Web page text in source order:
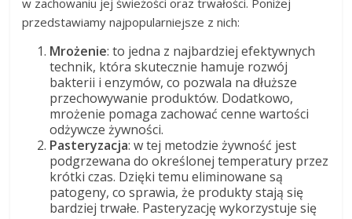
w zachowaniu jej świeżości oraz trwałości. Poniżej
przedstawiamy najpopularniejsze z nich:
Mrożenie: to jedna z najbardziej efektywnych
technik, która skutecznie hamuje rozwój
bakterii i enzymów, co pozwala na dłuższe
przechowywanie produktów. Dodatkowo,
mrożenie pomaga zachować cenne wartości
odżywcze żywności.
Pasteryzacja: w tej metodzie żywność jest
podgrzewana do określonej temperatury przez
krótki czas. Dzięki temu eliminowane są
patogeny, co sprawia, że produkty stają się
bardziej trwałe. Pasteryzację wykorzystuje się